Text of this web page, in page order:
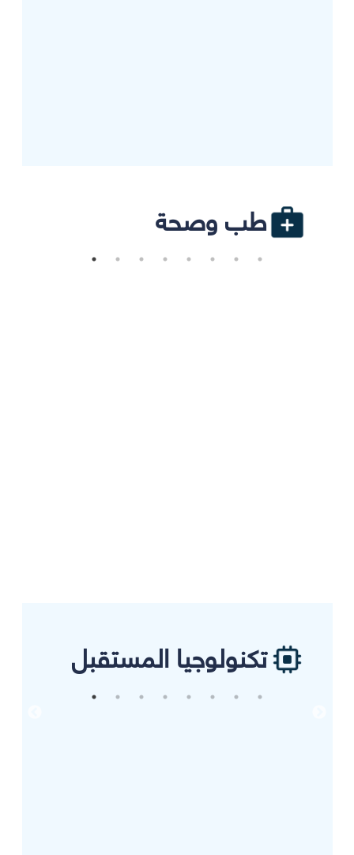
طب وصحة
تكنولوجيا المستقبل